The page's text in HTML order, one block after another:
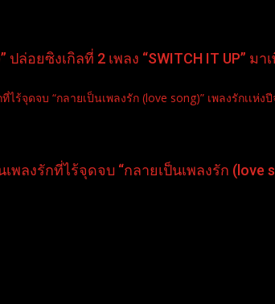
ปล่อยซิงเกิลที่ 2 เพลง “SWITCH IT UP”
ไร้จุดจบ “กลายเป็นเพลงรัก (love song)” เพลงรักเเห่
เพลงรักที่ไร้จุดจบ “กลายเป็นเพลงรัก (love